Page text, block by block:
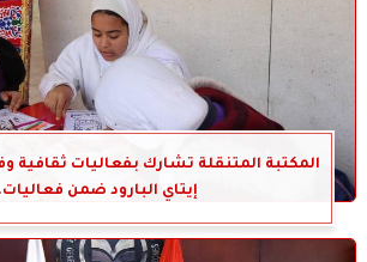
المكتبة المتنقلة تشارك بفعاليات ثقافية
إيتاي البارود ضمن